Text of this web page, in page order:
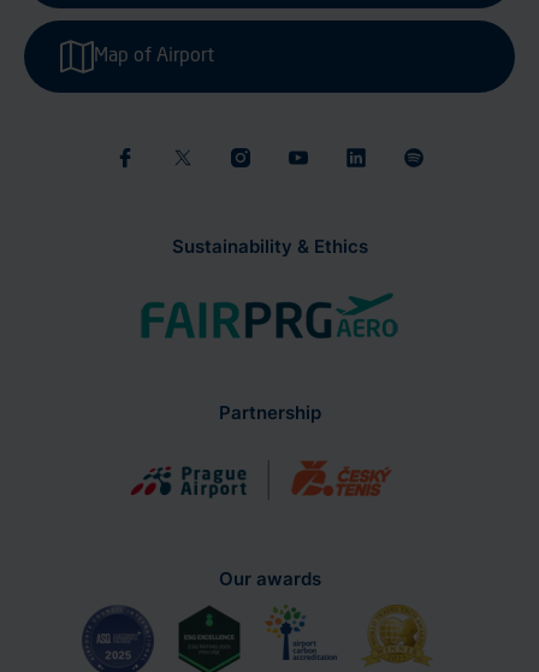
Sustainability & Ethics
Map of Airport
Partnership
Our awards